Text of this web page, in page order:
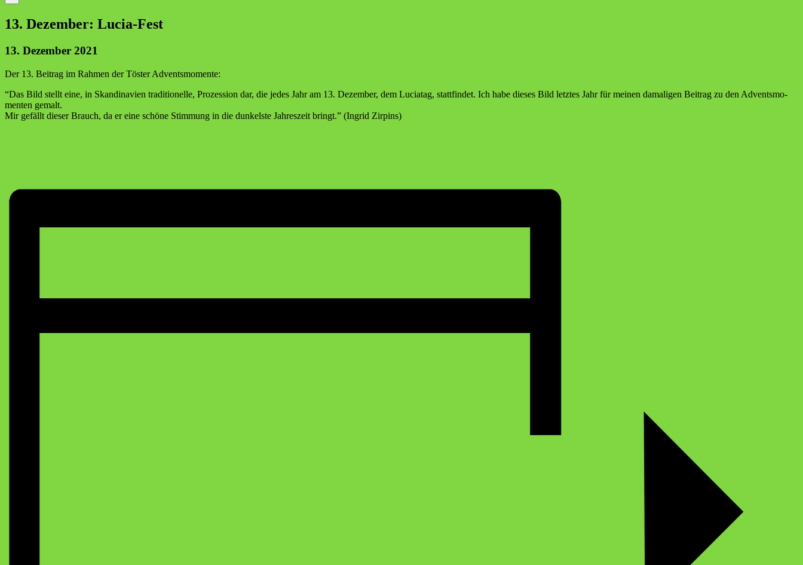
13. Dezem­ber: Lucia-Fest
13. Dezember 2021
Der 13. Bei­trag im Rah­men der Tös­ter Adventsmomente:
“Das Bild stellt eine, in Skan­di­na­vi­en tra­di­tio­nel­le, Pro­zes­si­on dar, die jedes Jahr am 13. Dezem­ber, dem Lucia­tag, statt­fin­det. Ich habe die­ses Bild letz­tes Jahr für mei­nen dama­li­gen Bei­trag zu den Advents­mo­
men­ten gemalt.
Mir gefällt die­ser Brauch, da er eine schö­ne Stim­mung in die dun­kels­te Jah­res­zeit bringt.” (Ingrid Zirpins)